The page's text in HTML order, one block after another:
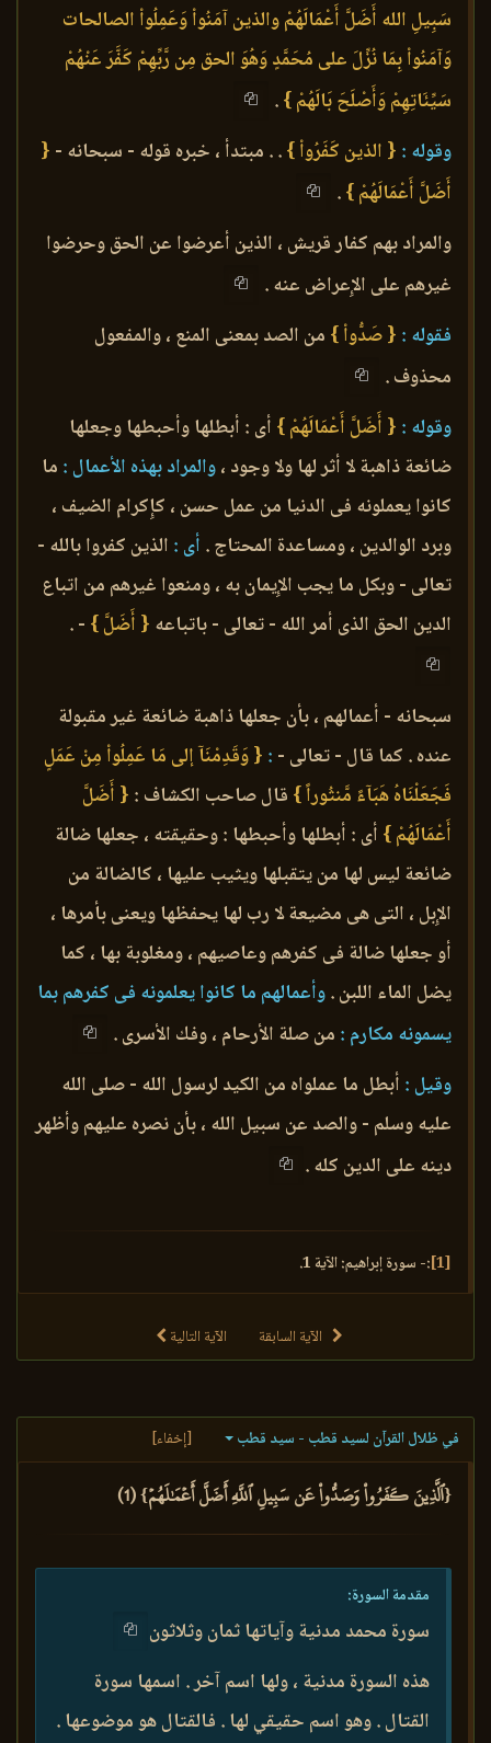
سَبِيلِ الله أَضَلَّ أَعْمَالَهُمْ والذين آمَنُواْ وَعَمِلُواْ الصالحات
وَآمَنُواْ بِمَا نُزِّلَ على مُحَمَّدٍ وَهُوَ الحق مِن رَّبِّهِمْ كَفَّرَ عَنْهُمْ
سَيِّئَاتِهِمْ وَأَصْلَحَ بَالَهُمْ }.
وقوله : { الذين كَفَرُواْ }. . مبتدأ ، خبره قوله - سبحانه - {
أَضَلَّ أَعْمَالَهُمْ }.
والمراد بهم كفار قريش ، الذين أعرضوا عن الحق وحرضوا
غيرهم على الإِعراض عنه .
فقوله : { صَدُّواْ } من الصد بمعنى المنع ، والمفعول
محذوف .
وقوله : { أَضَلَّ أَعْمَالَهُمْ } أى : أبطلها وأحبطها وجعلها
ضائعة ذاهبة لا أثر لها ولا وجود ،والمراد بهذه الأعمال : ما
كانوا يعملونه فى الدنيا من عمل حسن ، كإِكرام الضيف ،
وبرد الوالدين ، ومساعدة المحتاج . أى : الذين كفروا بالله -
تعالى - وبكل ما يجب الإِيمان به ، ومنعوا غيرهم من اتباع
الدين الحق الذى أمر الله - تعالى - باتباعه { أَضَلَّ } - .
سبحانه - أعمالهم ، بأن جعلها ذاهبة ضائعة غير مقبولة
عنده . كما قال - تعالى - : { وَقَدِمْنَآ إلى مَا عَمِلُواْ مِنْ عَمَلٍ
فَجَعَلْنَاهُ هَبَآءً مَّنثُوراً } قال صاحب الكشاف : { أَضَلَّ
أَعْمَالَهُمْ } أى : أبطلها وأحبطها : وحقيقته ، جعلها ضالة
ضائعة ليس لها من يتقبلها ويثيب عليها ، كالضالة من
الإِبل ، التى هى مضيعة لا رب لها يحفظها ويعنى بأمرها ،
أو جعلها ضالة فى كفرهم وعاصيهم ، ومغلوبة بها ، كما
يضل الماء اللبن .وأعمالهم ما كانوا يعلمونه فى كفرهم بما
يسمونه مكارم : من صلة الأرحام ، وفك الأسرى .
وقيل : أبطل ما عملواه من الكيد لرسول الله - صلى الله
عليه وسلم - والصد عن سبيل الله ، بأن نصره عليهم وأظهر
دينه على الدين كله .
[1] :- سورة إبراهيم: الآية 1.
الآية السابقة الآية التالية
في ظلال القرآن لسيد قطب - سيد قطب [إخفاء]
{ٱلَّذِينَ كَفَرُواْ وَصَدُّواْ عَن سَبِيلِ ٱللَّهِ أَضَلَّ أَعۡمَٰلَهُمۡ} (1)
مقدمة السورة:
سورة محمد مدنية وآياتها ثمان وثلاثون
هذه السورة مدنية ، ولها اسم آخر . اسمها سورة
القتال . وهو اسم حقيقي لها . فالقتال هو موضوعها .